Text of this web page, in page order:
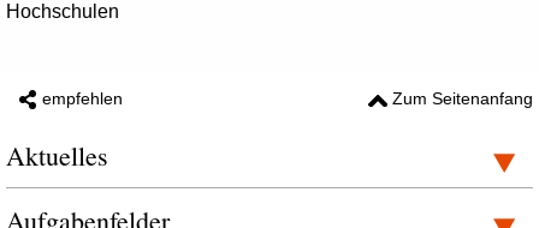
Hochschulen
empfehlen Zum Seitenanfang
Aktuelles
Aufgabenfelder